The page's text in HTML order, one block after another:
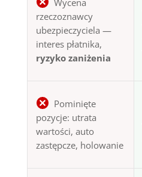
rzeczoznawcy
ubezpieczyciela —
interes płatnika,
ryzyko zaniżenia
Pominięte
pozycje: utrata
wartości, auto
zastępcze, holowanie